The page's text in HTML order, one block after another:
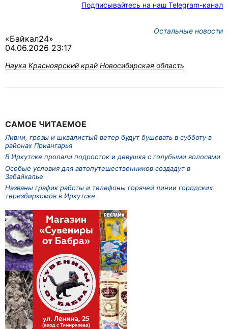
Подписывайтесь на наш Telegram-канал
Остальные новости
«Байкал24»
04.06.2026 23:17
Наука Красноярский край Новосибирская область
САМОЕ ЧИТАЕМОЕ
Ливни, грозы и шквалистый ветер будут бушевать в субботу в
районах Приангарья
В Иркутске пропали подросток и девушка с голубыми волосами
Особые условия для автопутешественников создадут в
Забайкалье
Названы график работы и телефоны горячей линии городских
теризбиркомов в Иркутске